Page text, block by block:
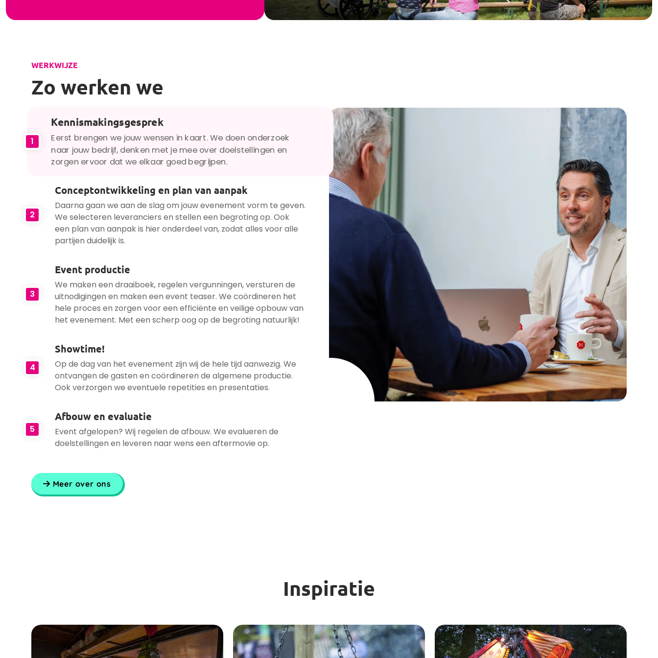
WERKWIJZE
Zo werken we
1
Kennismakingsgesprek
Eerst brengen we jouw wensen in kaart. We doen onderzoek
naar jouw bedrijf, denken met je mee over doelstellingen en
zorgen ervoor dat we elkaar goed begrijpen.
2
Conceptontwikkeling en plan van aanpak
Daarna gaan we aan de slag om jouw evenement vorm te geven.
We selecteren leveranciers en stellen een begroting op. Ook
een plan van aanpak is hier onderdeel van, zodat alles voor alle
partijen duidelijk is.
3
Event productie
We maken een draaiboek, regelen vergunningen, versturen de
uitnodigingen en maken een event teaser. We coördineren het
hele proces en zorgen voor een efficiënte en veilige opbouw van
het evenement. Met een scherp oog op de begroting natuurlijk!
4
Showtime!
Op de dag van het evenement zijn wij de hele tijd aanwezig. We
ontvangen de gasten en coördineren de algemene productie.
Ook verzorgen we eventuele repetities en presentaties.
5
Afbouw en evaluatie
Event afgelopen? Wij regelen de afbouw. We evalueren de
doelstellingen en leveren naar wens een aftermovie op.
Meer over ons
Inspiratie